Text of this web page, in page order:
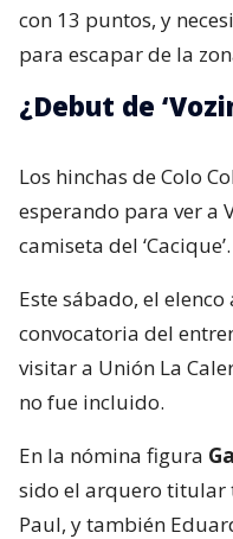
con 13 puntos, y
para escapar de la
¿Debut de
Los hinchas de Colo
esperando para ver a
camiseta del ‘Cacique’.
Este sábado, el
convocatoria del
visitar a Unión La
no fue incluido.
En la nómina figura
sido el arquero titular
Paul, y también